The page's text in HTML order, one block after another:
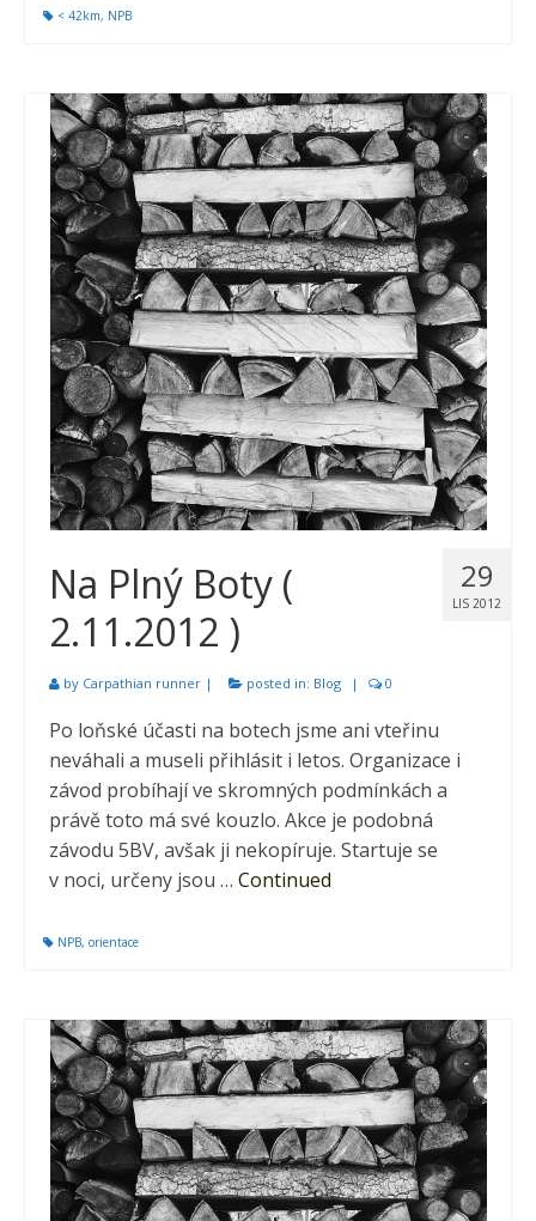
< 42km, NPB
29
LIS 2012
Na Plný Boty (
2.11.2012 )
by Carpathian runner | posted in: Blog | 0
Po loňské účasti na botech jsme ani vteřinu
neváhali a museli přihlásit i letos. Organizace i
závod probíhají ve skromných podmínkách a
právě toto má své kouzlo. Akce je podobná
závodu 5BV, avšak ji nekopíruje. Startuje se
v noci, určeny jsou … Continued
NPB, orientace